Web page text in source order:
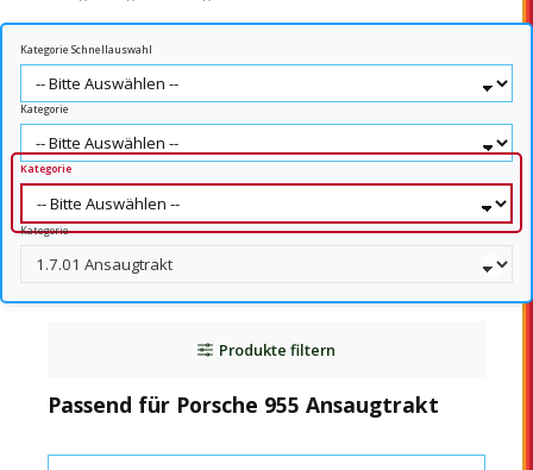
Kategorie Schnellauswahl
Kategorie
Kategorie
Kategorie
Produkte filtern
Passend für Porsche 955 Ansaugtrakt